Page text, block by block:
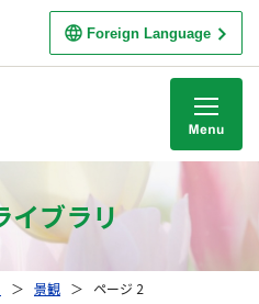
Foreign Language
イブラリ
＞ 景観 ＞ ページ 2